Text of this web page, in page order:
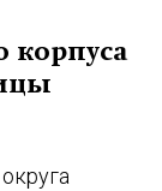
корпуса